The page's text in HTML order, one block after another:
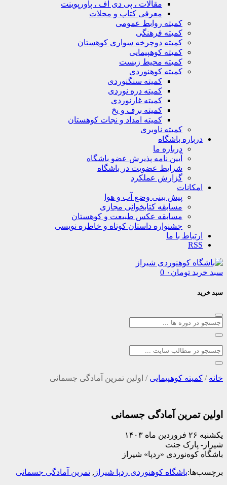
مقالات ، پی دی اف ، پاورپوینت
معرفی کتاب و مجلات
کمیته روابط عمومی
کمیته فرهنگی
کمیته دوچرخه سواری کوهستان
کمیته کوهپیمایی
کمیته محیط زیست
کمیته کوهنوردی
کمیته سنگنوردی
کمیته دره نوردی
کمیته غارنوردی
کمیته برف و یخ
کمیته امداد و نجات کوهستان
کمیته ناوبری
باشگاه
درباره ما
آیین نامه پذیرش عضو باشگاه
شرایط عضویت در باشگاه
گزارش عملکرد
پیش بینی وضع آب و هوا
مسابقه کتابخوانی مجازی
مسابقه عکس طبیعت و کوهستان
جشنواره داستان کوتاه و خاطره نویسی
با ما
تومان۰ 0
کوهپیمایی/اولین تمرین آمادگی جسمانی
آمادگی جسمانی
جنت
«ردپا» شیراز
باشگاه کوهنوردی ردپا شیراز ,تمرین آمادگی جسمانی